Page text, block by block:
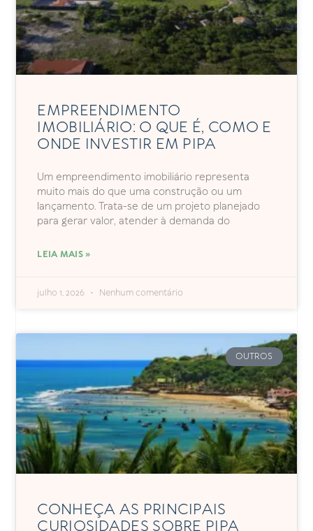
EMPREENDIMENTO
IMOBILIÁRIO: O QUE É, COMO E
ONDE INVESTIR EM PIPA
Um empreendimento imobiliário representa
muito mais do que uma construção ou um
lançamento. Trata-se de um projeto planejado
para gerar valor, atender à demanda do
LEIA MAIS »
julho 1, 2026 Nenhum comentário
OUTROS
CONHEÇA AS PRINCIPAIS
CURIOSIDADES SOBRE PIPA